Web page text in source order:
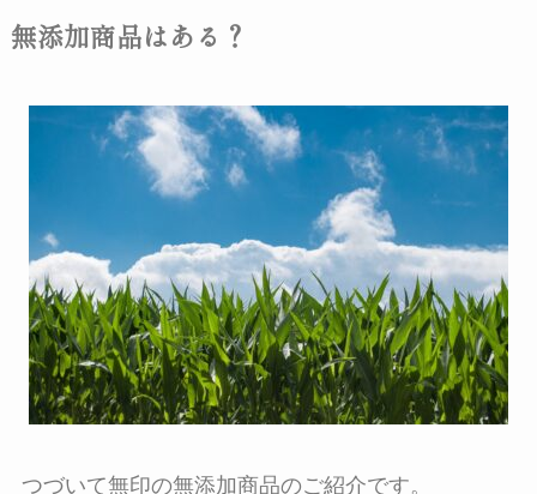
無添加商品はある？
つづいて無印の無添加商品のご紹介です。